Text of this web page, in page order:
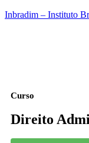
Inbradim – Instituto
Curso
Direito